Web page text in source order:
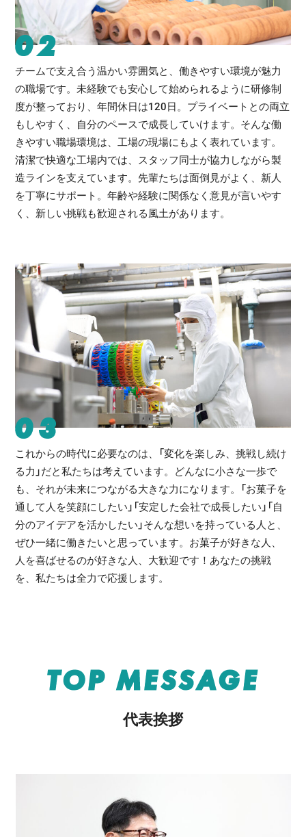
02
チームで支え合う温かい雰囲気と、働きやすい環境が魅力
の職場です。未経験でも安心して始められるように研修制
度が整っており、年間休日は120日。プライベートとの両立
もしやすく、自分のペースで成長していけます。そんな働
きやすい職場環境は、工場の現場にもよく表れています。
清潔で快適な工場内では、スタッフ同士が協力しながら製
造ラインを支えています。先輩たちは面倒見がよく、新人
を丁寧にサポート。年齢や経験に関係なく意見が言いやす
く、新しい挑戦も歓迎される風土があります。
03
これからの時代に必要なのは、「変化を楽しみ、挑戦し続け
る力」だと私たちは考えています。どんなに小さな一歩で
も、それが未来につながる大きな力になります。「お菓子を
通して人を笑顔にしたい」「安定した会社で成長したい」「自
分のアイデアを活かしたい」そんな想いを持っている人と、
ぜひ一緒に働きたいと思っています。お菓子が好きな人、
人を喜ばせるのが好きな人、大歓迎です！あなたの挑戦
を、私たちは全力で応援します。
TOP MESSAGE
代表挨拶